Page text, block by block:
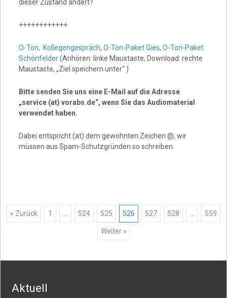
dieser Zustand ändert?
++++++++++++
O-Ton, Kollegengespräch, O-Ton-Paket Gies, O-Ton-Paket
Schönfelder(Anhören: linke Maustaste, Download: rechte
Maustaste, „Ziel speichern unter“ )
Bitte senden Sie uns eine E-Mail auf die Adresse
„service (at) vorabs.de“, wenn Sie das Audiomaterial
verwendet haben.
Dabei entspricht (at) dem gewohnten Zeichen @, wir
müssen aus Spam-Schutzgründen so schreiben.
Posts
« Zurück 1 524 525 526 527 528 559
Weiter »
Aktuell